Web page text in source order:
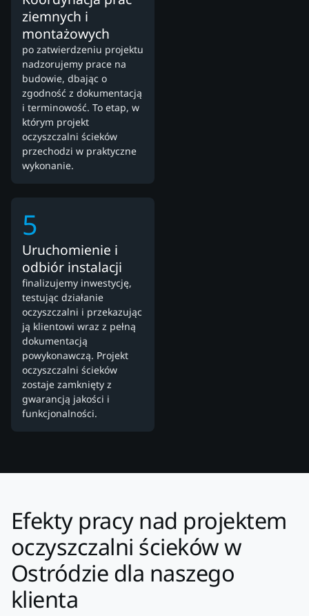
ziemnych i
montażowych
po zatwierdzeniu projektu
nadzorujemy prace na
budowie, dbając o
zgodność z dokumentacją
i terminowość. To etap, w
którym projekt
oczyszczalni ścieków
przechodzi w praktyczne
wykonanie.
5
Uruchomienie i
odbiór instalacji
finalizujemy inwestycję,
testując działanie
oczyszczalni i przekazując
ją klientowi wraz z pełną
dokumentacją
powykonawczą. Projekt
oczyszczalni ścieków
zostaje zamknięty z
gwarancją jakości i
funkcjonalności.
Efekty pracy nad projektem
oczyszczalni ścieków w
Ostródzie dla naszego
klienta